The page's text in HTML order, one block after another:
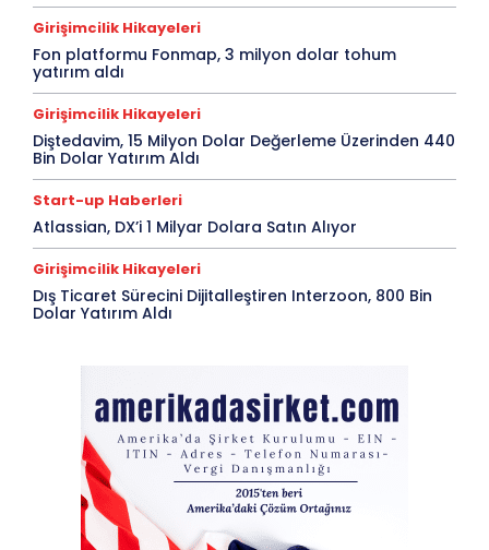
Girişimcilik Hikayeleri
Fon platformu Fonmap, 3 milyon dolar tohum
yatırım aldı
Girişimcilik Hikayeleri
Diştedavim, 15 Milyon Dolar Değerleme Üzerinden 440
Bin Dolar Yatırım Aldı
Start-up Haberleri
Atlassian, DX’i 1 Milyar Dolara Satın Alıyor
Girişimcilik Hikayeleri
Dış Ticaret Sürecini Dijitalleştiren Interzoon, 800 Bin
Dolar Yatırım Aldı